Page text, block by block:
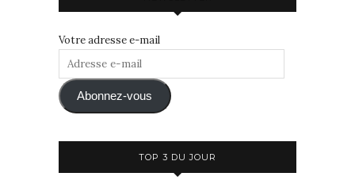
Votre adresse e-mail
Adresse
mail Abonnez-vous
TOP 3 DU JOUR